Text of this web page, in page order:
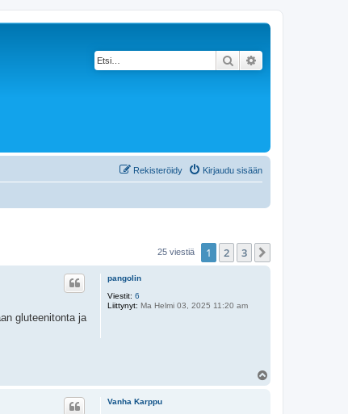
Etsi
Kirjaudu sisään
Rekisteröidy
25 viestiä 1 2 3
pangolin
Viestit: 6
Liittynyt: Ma Helmi 03, 2025 11:20 am
gluteenitonta ja
Vanha Karppu